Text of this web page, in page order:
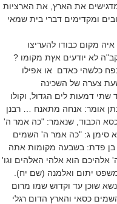
את הארץ, את הארציות
ומקדימים דברי בית שמאי
מקום כבודו להעריצו
לא יודעים אץת מקומו ?
כלשהי כאדם או אפילו
צערה של השכינה
דמעות לים הגדול, וקולו
אומר: אנחה מתאנח … רבנן
הכבוד, שנאמר: "כה אמר ה'
סימן ג: "כה אמר ה' השמים
בן פדת: בשבעה מקומות אתה
הוא אלהי האלהים וגו'
יתום ואלמנה (שם יח).
שוכן עד וקדוש שמו מרום
כסאי והארץ הדום רגלי